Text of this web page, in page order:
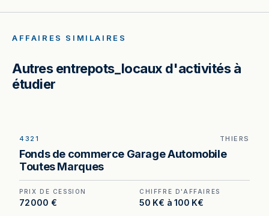
AFFAIRES SIMILAIRES
Autres entrepots_locaux d'activités à
étudier
Garage automobile toutes marques à Thiers (63)
— 230 m², 2 ponts élévateurs et cabine de
peinture en place.
4321 THIERS
Fonds de commerce Garage Automobile
Toutes Marques
PRIX DE CESSION
72 000 €
CHIFFRE D'AFFAIRES
50 K€ à 100 K€